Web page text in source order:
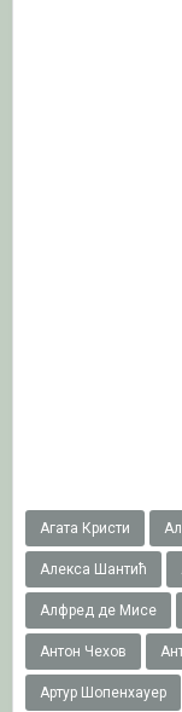
Агата Кристи
Алекса Шантић
Алфред де Мисе
Антон Чехов
Артур Шопенхауер